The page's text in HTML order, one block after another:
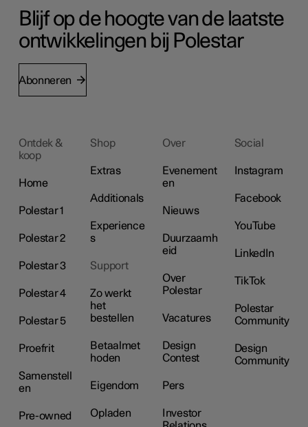
Blijf op de hoogte van de laatste
ontwikkelingen bij Polestar
Abonneren
Ontdek &
koop
Home
Polestar 1
Polestar 2
Polestar 3
Polestar 4
Polestar 5
Proefrit
Samenstell
en
Pre-owned
Shop
Extras
Additionals
Experience
s
Support
Zo werkt
het
bestellen
Betaalmet
hoden
Eigendom
Opladen
Over
Evenement
en
Nieuws
Duurzaamh
eid
Over
Polestar
Vacatures
Design
Contest
Pers
Investor
Social
Instagram
Facebook
YouTube
LinkedIn
TikTok
Polestar
Community
Design
Community